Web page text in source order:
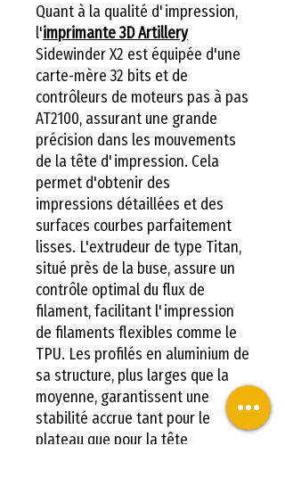
Quant à la qualité d'impression,
l'imprimante 3D Artillery
Sidewinder X2 est équipée d'une
carte-mère 32 bits et de
contrôleurs de moteurs pas à pas
AT2100, assurant une grande
précision dans les mouvements
de la tête d'impression. Cela
permet d'obtenir des
impressions détaillées et des
surfaces courbes parfaitement
lisses. L'extrudeur de type Titan,
situé près de la buse, assure un
contrôle optimal du flux de
filament, facilitant l'impression
de filaments flexibles comme le
TPU. Les profilés en aluminium de
sa structure, plus larges que la
moyenne, garantissent une
stabilité accrue tant pour le
plateau que pour la tête